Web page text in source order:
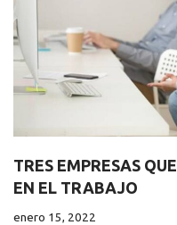
TRES EMPRESAS
EN EL TRABAJO
enero 15, 2022